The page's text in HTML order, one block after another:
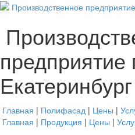
предприятие
Екатеринбург
Главная | Полифасад | Цены |
Главная | Продукция | Цены |